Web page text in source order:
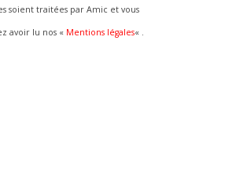
soient traitées par Amic et vous
avoir lu nos « Mentions légales« .